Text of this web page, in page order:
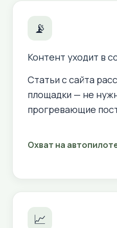
📡
Контент уходит в
Статьи с сайта
площадки — не
прогревающие
Охват на
📈